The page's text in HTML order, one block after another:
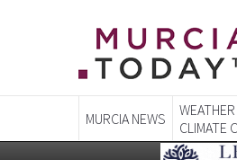
MURCIA NEWS
CLIMATE